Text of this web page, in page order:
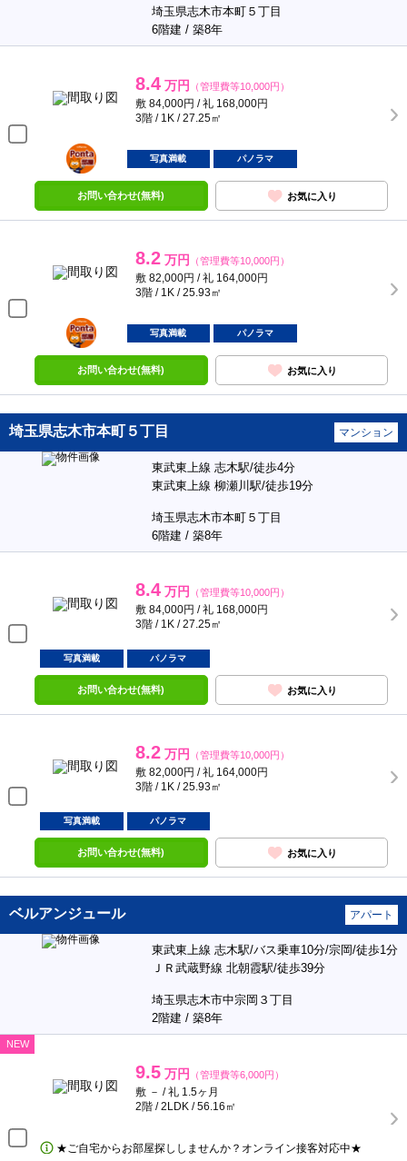
埼玉県志木市本町５丁目
6階建 / 築8年
8.4 万円 （管理費等10,000円）
敷 84,000円 / 礼 168,000円
3階 / 1K / 27.25㎡
ポンタ
部屋
写真満載 パノラマ
お問い合わせ(無料) お気に入り
8.2 万円 （管理費等10,000円）
敷 82,000円 / 礼 164,000円
3階 / 1K / 25.93㎡
ポンタ
部屋
写真満載 パノラマ
お問い合わせ(無料) お気に入り
埼玉県志木市本町５丁目 マンション
東武東上線 志木駅/徒歩4分
東武東上線 柳瀬川駅/徒歩19分
埼玉県志木市本町５丁目
6階建 / 築8年
8.4 万円 （管理費等10,000円）
敷 84,000円 / 礼 168,000円
3階 / 1K / 27.25㎡
写真満載 パノラマ
お問い合わせ(無料) お気に入り
8.2 万円 （管理費等10,000円）
敷 82,000円 / 礼 164,000円
3階 / 1K / 25.93㎡
写真満載 パノラマ
お問い合わせ(無料) お気に入り
ベルアンジュール アパート
東武東上線 志木駅/バス乗車10分/宗岡/徒歩1分
ＪＲ武蔵野線 北朝霞駅/徒歩39分
埼玉県志木市中宗岡３丁目
2階建 / 築8年
NEW
9.5 万円 （管理費等6,000円）
敷 － / 礼 1.5ヶ月
2階 / 2LDK / 56.16㎡
★ご自宅からお部屋探ししませんか？オンライン接客対応中★